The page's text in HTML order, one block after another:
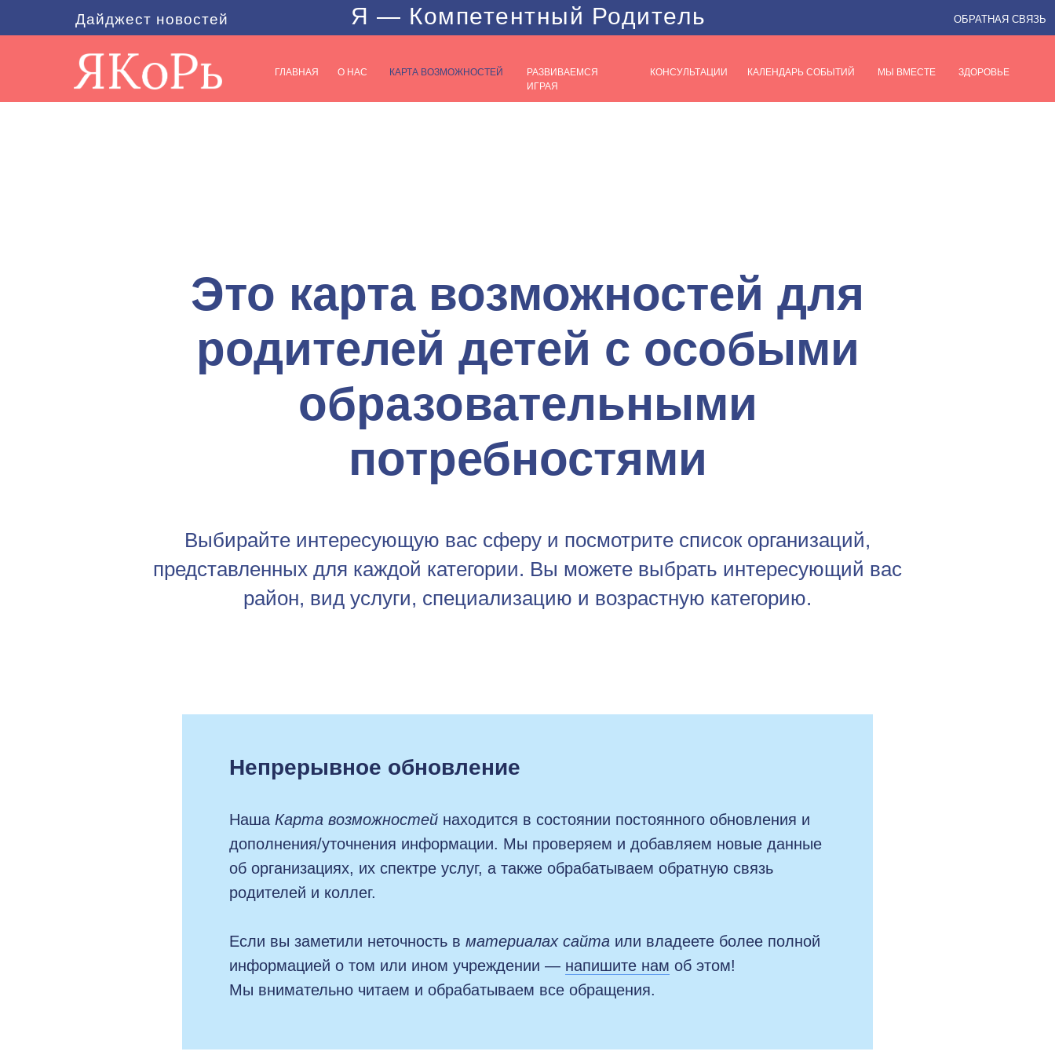
ГЛАВНАЯ
Дайджест новостей
КОНСУЛЬТАЦИИ
ОБРАТНАЯ СВЯЗЬ
О НАС КАЛЕНДАРЬ СОБЫТИЙ
КАРТА ВОЗМОЖНОСТЕЙ
РАЗВИВАЕМСЯ
ИГРАЯ
Я — Компетентный Родитель
МЫ ВМЕСТЕ ЗДОРОВЬЕ
Это карта возможностей для
родителей детей с особыми
образовательными
потребностями
Выбирайте интересующую вас сферу и посмотрите список организаций,
представленных для каждой категории. Вы можете выбрать интересующий вас
район, вид услуги, специализацию и возрастную категорию.
Непрерывное обновление
Наша Карта возможностей находится в состоянии постоянного обновления и
дополнения/уточнения информации. Мы проверяем и добавляем новые данные
об организациях, их спектре услуг, а также обрабатываем обратную связь
родителей и коллег.
Если вы заметили неточность в материалах сайта или владеете более полной
информацией о том или ином учреждении — напишите нам об этом!
Мы внимательно читаем и обрабатываем все обращения.